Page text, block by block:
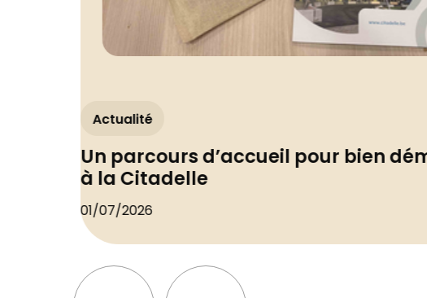
Actualité
Un parcours d’accueil pour bien
à la Citadelle
01/07/2026